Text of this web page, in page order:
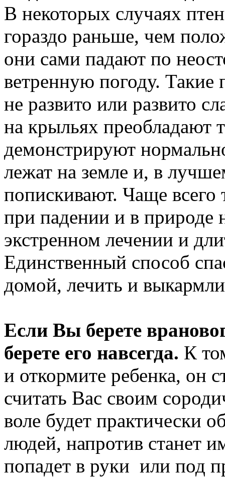
В некоторых случаях
гораздо раньше, чем
они сами падают по
ветренную погоду. Такие
не развито или развито
на крыльях преобладают
демонстрируют
лежат на земле и, в
попискивают. Чаще
при падении и в природе
экстренном лечении и
Единственный способ
домой, лечить и
Если Вы берете
берете его навсегда. К
и откормите ребенка, он
считать Вас своим
воле будет практически
людей, напротив станет
попадет в руки или под